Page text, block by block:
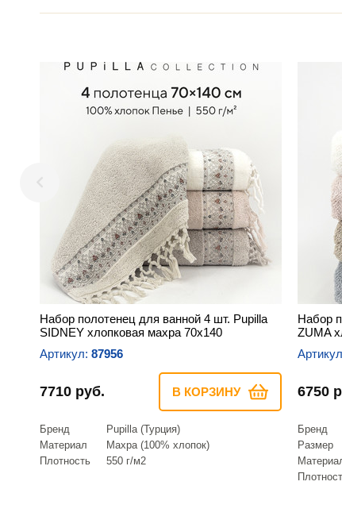
Набор полотенец для ванной 4 шт. Pupilla
SIDNEY хлопковая махра 70х140
Артикул: 87956
7710 руб. В КОРЗИНУ
Бренд
Pupilla (Турция)
Материал
Махра (100% хлопок)
Плотность
550 г/м2
Набор
ZUMA
6750
Бренд
Размер